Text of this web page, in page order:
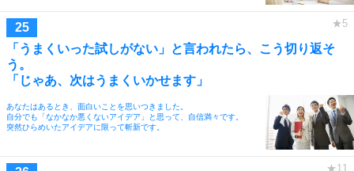
「うまくいった試しがない」と言われたら、こう切り返そ
う。
「じゃあ、次はうまくいかせます」
あなたはあるとき、面白いことを思いつきました。
自分でも「なかなか悪くないアイデア」と思って、自信満々です。
突然ひらめいたアイデアに限って斬新です。